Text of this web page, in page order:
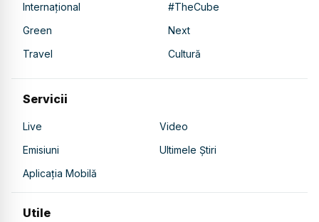
Internațional
#TheCube
Green
Next
Travel
Cultură
Servicii
Live
Video
Emisiuni
Ultimele Știri
Aplicația Mobilă
Utile